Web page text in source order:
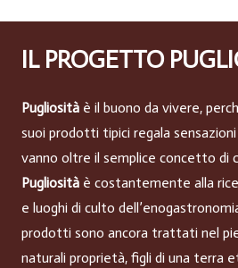
IL PROGETTO
Pugliosità è il buono da vivere,
suoi prodotti tipici regala
vanno oltre il semplice concetto di
Pugliosità è costantemente alla
e luoghi di culto
prodotti sono ancora trattati nel
naturali proprietà, figli di una terra